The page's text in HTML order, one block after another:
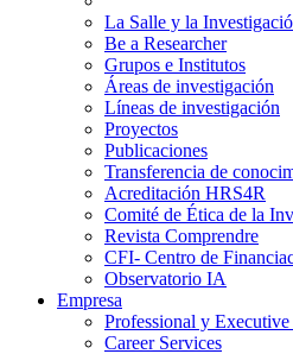
La Salle y la
Be a Researcher
Grupos e Institutos
Áreas de investigación
Líneas de investigación
Proyectos
Publicaciones
Transferencia de
Acreditación HRS4R
Comité de Ética de la
Revista Comprendre
CFI- Centro de
Observatorio IA
Empresa
Professional y
Career Services